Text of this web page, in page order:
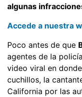
algunas
Accede a nuestra
Poco antes de que
agentes de la
video viral en
cuchillos, la
California por las